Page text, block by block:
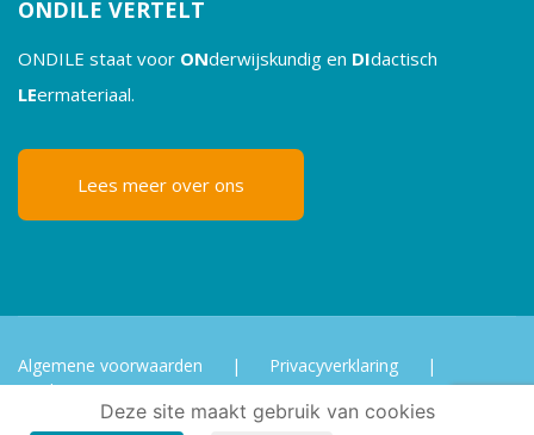
ONDILE VERTELT
ONDILE staat voor ONderwijskundig en DIdactisch
LEermateriaal.
Lees meer over ons
Algemene voorwaarden | Privacyverklaring
|
Cookies
© 2020-2022 Ondile media
Deze site maakt gebruik van cookies